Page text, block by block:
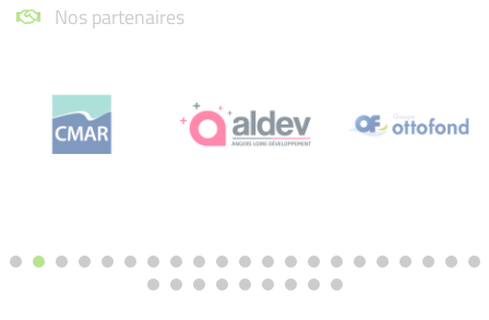
Nos partenaires